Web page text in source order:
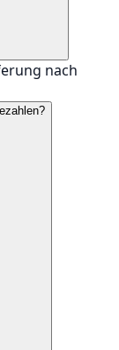
nach